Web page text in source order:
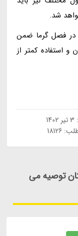
شد.
در فصل گرما ضمن
استفاده کمتر از
3 تیر 1402
توصیه می